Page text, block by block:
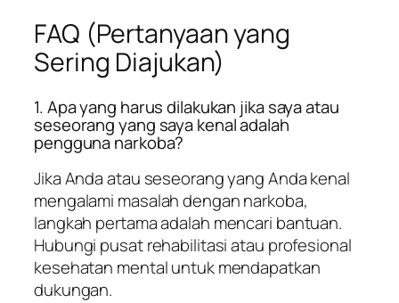
FAQ (Pertanyaan yang
Sering Diajukan)
1. Apa yang harus dilakukan jika saya atau
seseorang yang saya kenal adalah
pengguna narkoba?
Jika Anda atau seseorang yang Anda kenal
mengalami masalah dengan narkoba,
langkah pertama adalah mencari bantuan.
Hubungi pusat rehabilitasi atau profesional
kesehatan mental untuk mendapatkan
dukungan.